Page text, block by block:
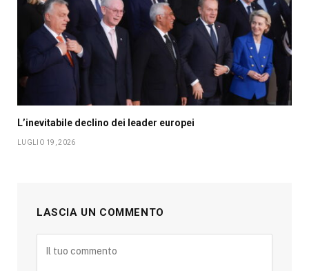
L’inevitabile declino dei leader europei
LUGLIO 19, 2026
LASCIA UN COMMENTO